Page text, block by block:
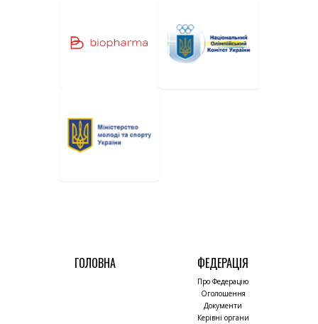
ГОЛОВНА ФЕДЕРАЦІЯ
Про Федерацію
Оголошення
Документи
Керівні органи